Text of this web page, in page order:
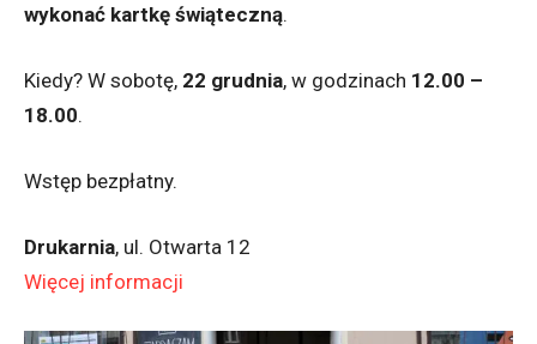
wykonać kartkę świąteczną.
Kiedy? W sobotę, 22 grudnia, w godzinach 12.00 –
18.00.
Wstęp bezpłatny.
Drukarnia, ul. Otwarta 12
Więcej informacji